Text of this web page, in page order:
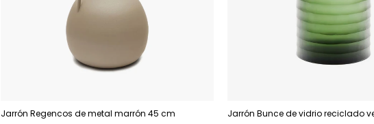
Jarrón Regencos de metal marrón 45 cm Jarrón Bunce de vidrio reciclado